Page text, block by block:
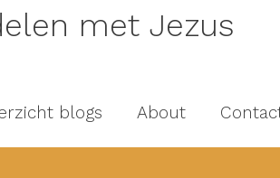
met Jezus
blogs About